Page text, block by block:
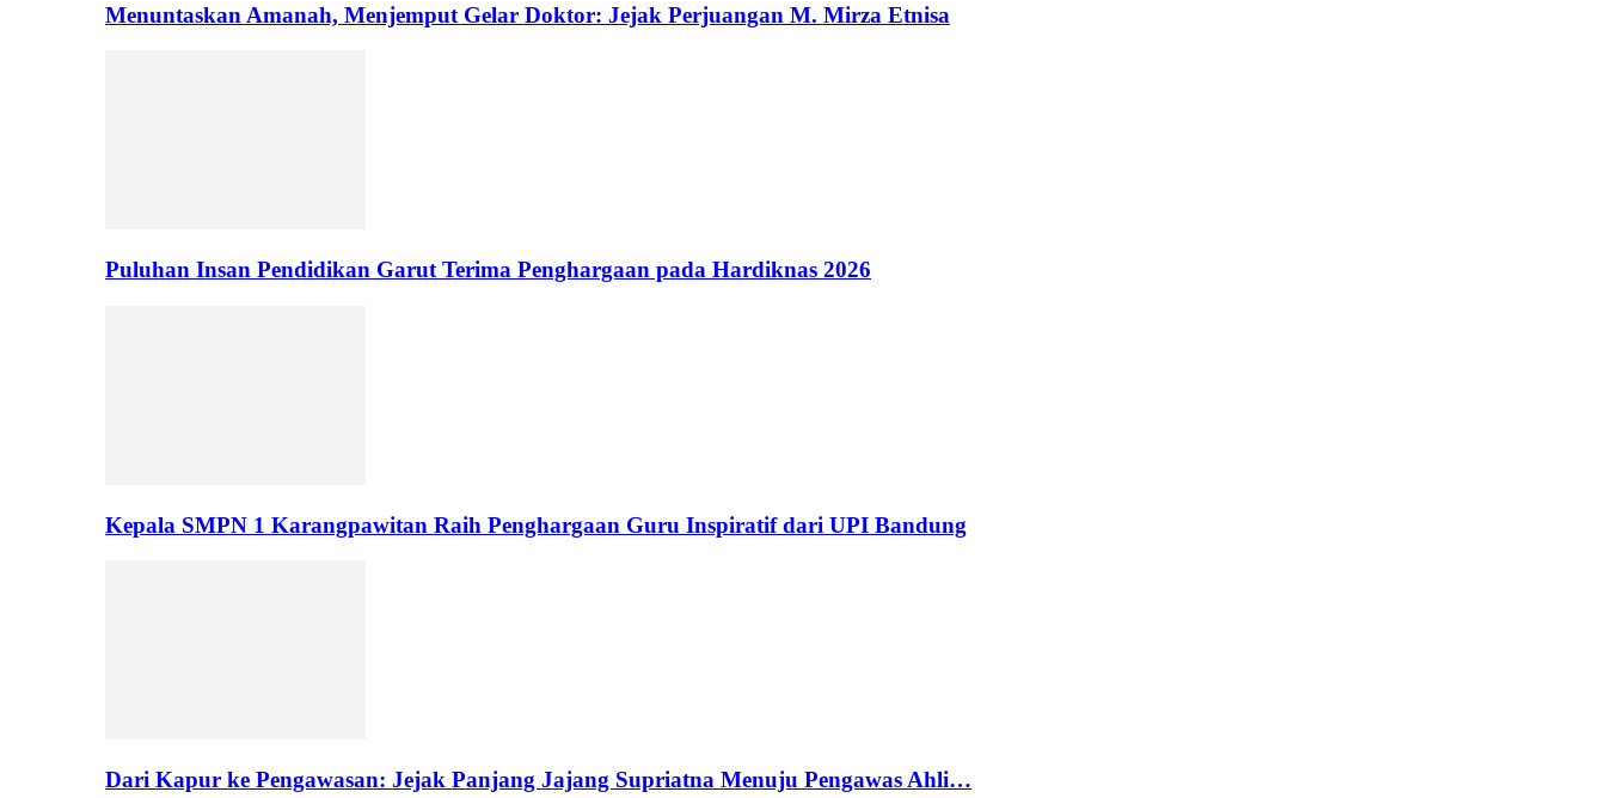
Menuntaskan Amanah, Menjemput Gelar Doktor: Jejak Perjuangan M. Mirza Etnisa
Puluhan Insan Pendidikan Garut Terima Penghargaan pada Hardiknas 2026
Kepala SMPN 1 Karangpawitan Raih Penghargaan Guru Inspiratif dari UPI Bandung
Dari Kapur ke Pengawasan: Jejak Panjang Jajang Supriatna Menuju Pengawas Ahli…